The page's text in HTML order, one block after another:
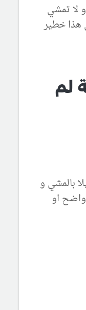
لا تمشي
لم
بالمشي و
او